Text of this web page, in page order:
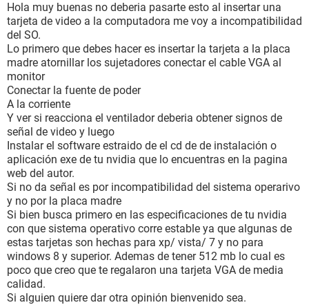
Hola muy buenas no deberia pasarte esto al insertar una
tarjeta de video a la computadora me voy a incompatibilidad
del SO.
Lo primero que debes hacer es insertar la tarjeta a la placa
madre atornillar los sujetadores conectar el cable VGA al
monitor
Conectar la fuente de poder
A la corriente
Y ver si reacciona el ventilador deberia obtener signos de
señal de video y luego
Instalar el software estraido de el cd de de instalación o
aplicación exe de tu nvidia que lo encuentras en la pagina
web del autor.
Si no da señal es por incompatibilidad del sistema operarivo
y no por la placa madre
Si bien busca primero en las especificaciones de tu nvidia
con que sistema operativo corre estable ya que algunas de
estas tarjetas son hechas para xp/ vista/ 7 y no para
windows 8 y superior. Ademas de tener 512 mb lo cual es
poco que creo que te regalaron una tarjeta VGA de media
calidad.
Si alguien quiere dar otra opinión bienvenido sea.